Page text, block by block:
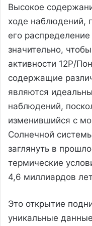
Высокое
ходе наблюдений,
его
значительно,
активности 12P/
содержащие
являются
наблюдений,
изменившийся с
Солнечной
заглянуть в
термические
4,6 миллиардов
Это открытие
уникальные